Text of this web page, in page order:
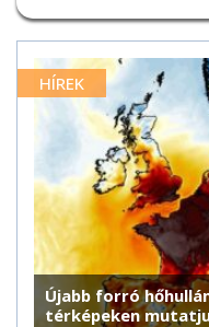
HÍREK
Újabb forró
térképeken